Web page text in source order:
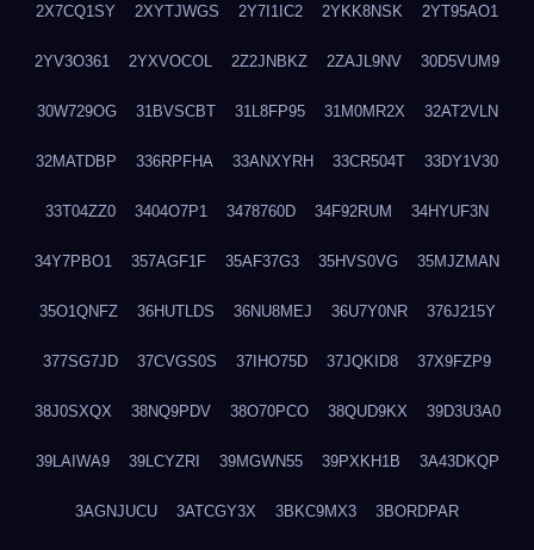
2X7CQ1SY 2XYTJWGS 2Y7I1IC2 2YKK8NSK 2YT95AO1
2YV3O361 2YXVOCOL 2Z2JNBKZ 2ZAJL9NV 30D5VUM9
30W729OG 31BVSCBT 31L8FP95 31M0MR2X 32AT2VLN
32MATDBP 336RPFHA 33ANXYRH 33CR504T 33DY1V30
33T04ZZ0 3404O7P1 3478760D 34F92RUM 34HYUF3N
34Y7PBO1 357AGF1F 35AF37G3 35HVS0VG 35MJZMAN
35O1QNFZ 36HUTLDS 36NU8MEJ 36U7Y0NR 376J215Y
377SG7JD 37CVGS0S 37IHO75D 37JQKID8 37X9FZP9
38J0SXQX 38NQ9PDV 38O70PCO 38QUD9KX 39D3U3A0
39LAIWA9 39LCYZRI 39MGWN55 39PXKH1B 3A43DKQP
3AGNJUCU 3ATCGY3X 3BKC9MX3 3BORDPAR